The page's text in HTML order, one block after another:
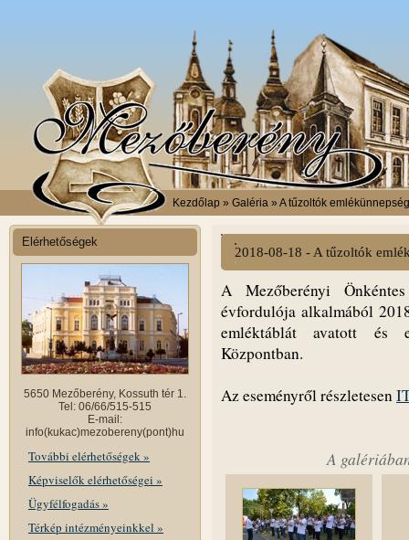
Kezdőlap » Galéria » A tűzoltók
Elérhetőségek
5650 Mezőberény, Kossuth tér 1.
Tel: 06/66/515-515
E-mail:
info(kukac)mezobereny(pont)hu
További elérhetőségek »
Képviselők elérhetőségei »
Ügyfélfogadás »
Térkép intézményeinkkel »
2018-08-18 - A tűzoltók
A Mezőberényi
évfordulója alkalmából
emléktáblát avatott és
Központban.
Az eseményről részletesen
A